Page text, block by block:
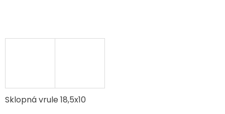
Sklopná vrule 18,5x10